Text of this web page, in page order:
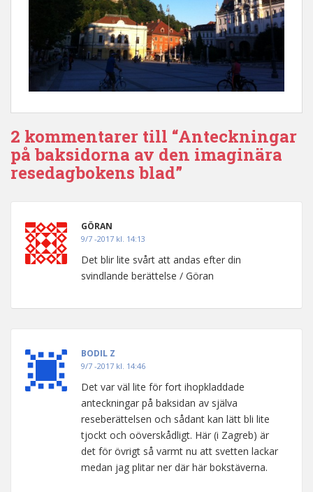
2 kommentarer till “Anteckningar
på baksidorna av den imaginära
resedagbokens blad”
GÖRAN
9/7 -2017 kl. 14:13
Det blir lite svårt att andas efter din
svindlande berättelse / Göran
BODIL Z
9/7 -2017 kl. 14:46
Det var väl lite för fort ihopkladdade
anteckningar på baksidan av själva
reseberättelsen och sådant kan lätt bli lite
tjockt och oöverskådligt. Här (i Zagreb) är
det för övrigt så varmt nu att svetten lackar
medan jag plitar ner där här bokstäverna.